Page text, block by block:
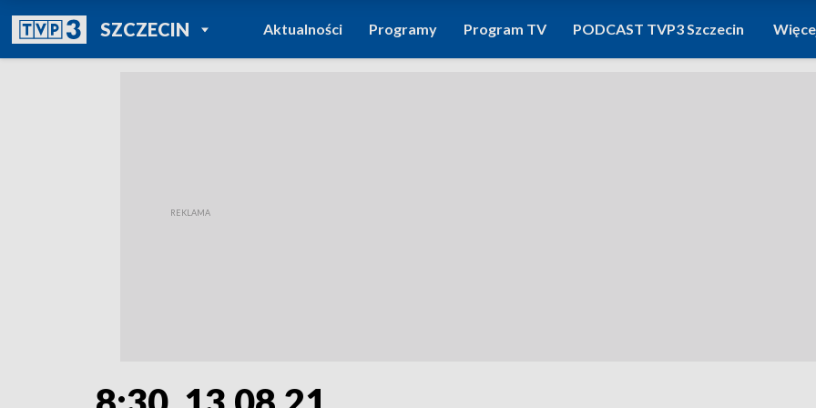
SZCZECINPOWRÓT DO
TVP REGIONY
Aktualności Programy Program TV PODCAST TVP3 Szczecin